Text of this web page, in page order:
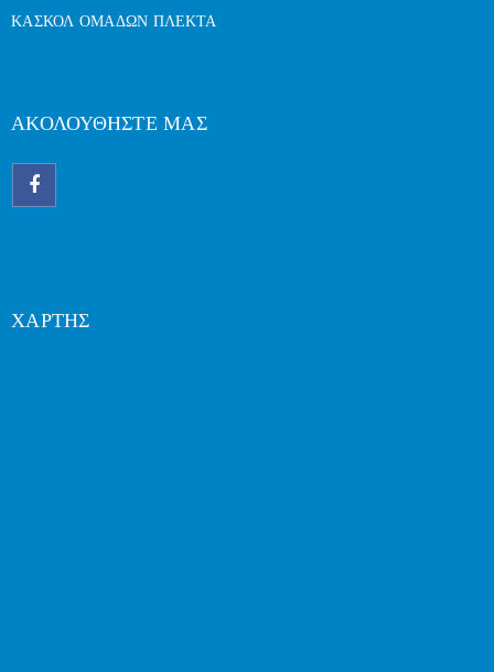
ΚΑΣΚΟΛ ΟΜΑΔΩΝ ΠΛΕΚΤΑ
ΑΚΟΛΟΥΘΗΣΤΕ ΜΑΣ
ΧΑΡΤΗΣ